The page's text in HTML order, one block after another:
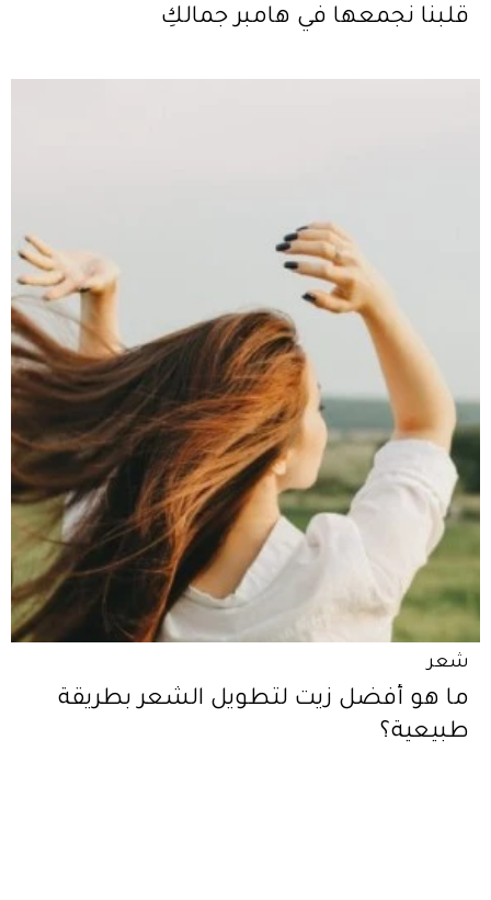
قلبنا نجمعها في هامبر جمالكِ
شعر
ما هو أفضل زيت لتطويل الشعر بطريقة
طبيعية؟